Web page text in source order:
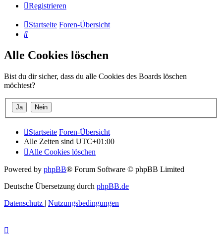
Registrieren
Startseite Foren-Übersicht
Suche
Alle Cookies löschen
Bist du dir sicher, dass du alle Cookies des Boards löschen
möchtest?
Startseite Foren-Übersicht
Alle Zeiten sind UTC+01:00
Alle Cookies löschen
Powered by phpBB® Forum Software © phpBB Limited
Deutsche Übersetzung durch phpBB.de
Datenschutz | Nutzungsbedingungen